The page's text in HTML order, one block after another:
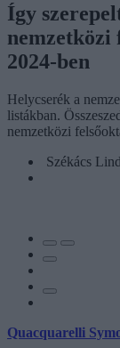
Így
nemzetközi
2024-ben
Helycserék a
listákban.
nemzetközi
Székács
Quacquarelli